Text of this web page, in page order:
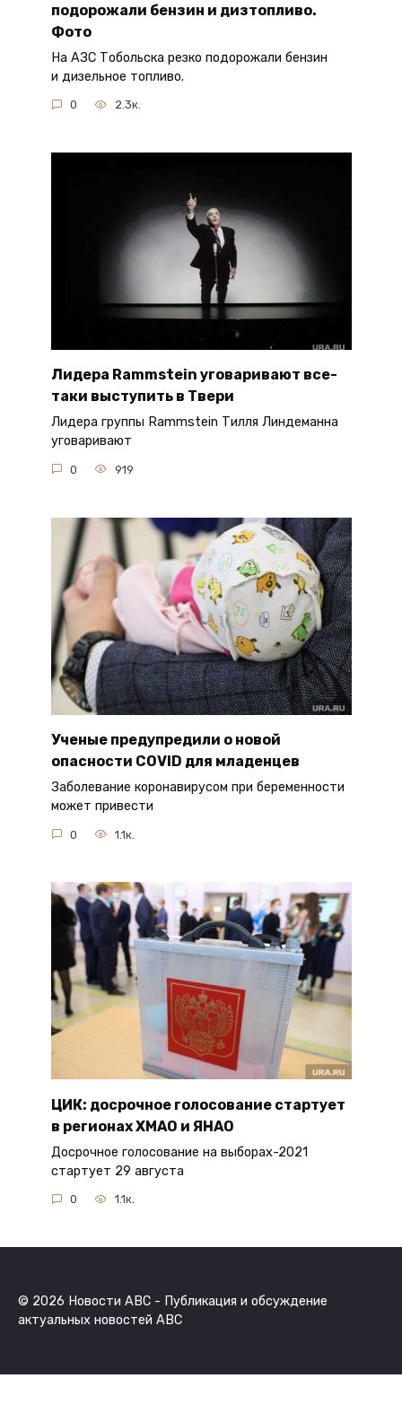
подорожали бензин и дизтопливо.
Фото
На АЗС Тобольска резко подорожали бензин
и дизельное топливо.
0 2.3к.
Лидера Rammstein уговаривают все-
таки выступить в Твери
Лидера группы Rammstein Тилля Линдеманна
уговаривают
0 919
Ученые предупредили о новой
опасности COVID для младенцев
Заболевание коронавирусом при беременности
может привести
0 1.1к.
ЦИК: досрочное голосование стартует
в регионах ХМАО и ЯНАО
Досрочное голосование на выборах-2021
стартует 29 августа
0 1.1к.
© 2026 Новости ABC - Публикация и обсуждение
актуальных новостей ABC